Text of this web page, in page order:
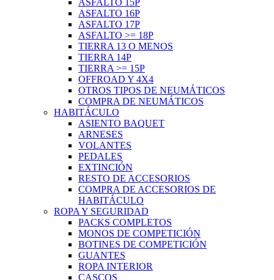
ASFALTO 15P
ASFALTO 16P
ASFALTO 17P
ASFALTO >= 18P
TIERRA 13 O MENOS
TIERRA 14P
TIERRA >= 15P
OFFROAD Y 4X4
OTROS TIPOS DE NEUMÁTICOS
COMPRA DE NEUMÁTICOS
HABITÁCULO
ASIENTO BAQUET
ARNESES
VOLANTES
PEDALES
EXTINCIÓN
RESTO DE ACCESORIOS
COMPRA DE ACCESORIOS DE
HABITÁCULO
ROPA Y SEGURIDAD
PACKS COMPLETOS
MONOS DE COMPETICIÓN
BOTINES DE COMPETICIÓN
GUANTES
ROPA INTERIOR
CASCOS